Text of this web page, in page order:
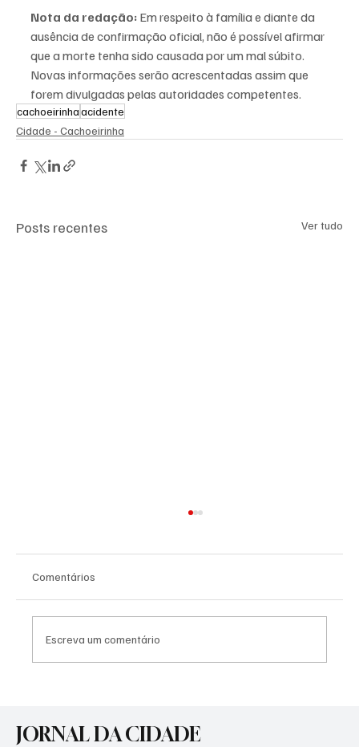
Nota da redação: Em respeito à família e diante da
ausência de confirmação oficial, não é possível afirmar
que a morte tenha sido causada por um mal súbito.
Novas informações serão acrescentadas assim que
forem divulgadas pelas autoridades competentes.
cachoeirinhaacidente
Cidade - Cachoeirinha
Posts recentes Ver tudo
contra a mulher
Comentários
Escreva um comentário
JORNAL DA CIDADE